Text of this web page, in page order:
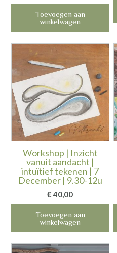
Toevoegen aan
winkelwagen
Workshop | Inzicht
vanuit aandacht |
intuïtief tekenen | 7
December | 9.30-12u
€40,00
Toevoegen aan
winkelwagen